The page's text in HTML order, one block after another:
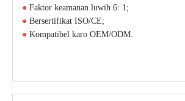
● Faktor keamanan luwih 6: 1;
● Bersertifikat ISO/CE;
● Kompatibel karo OEM/ODM.